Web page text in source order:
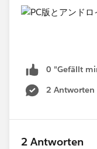
0 "Gefällt
2 Antworten
2 Antworten